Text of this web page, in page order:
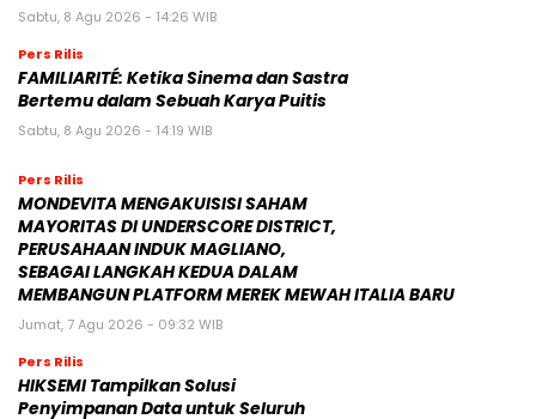
Sabtu, 8 Agu 2026 - 14:26 WIB
Pers Rilis
FAMILIARITÉ: Ketika Sinema dan Sastra
Bertemu dalam Sebuah Karya Puitis
Sabtu, 8 Agu 2026 - 14:19 WIB
Pers Rilis
MONDEVITA MENGAKUISISI SAHAM
MAYORITAS DI UNDERSCORE DISTRICT,
PERUSAHAAN INDUK MAGLIANO,
SEBAGAI LANGKAH KEDUA DALAM
MEMBANGUN PLATFORM MEREK MEWAH ITALIA BARU
Jumat, 7 Agu 2026 - 09:32 WIB
Pers Rilis
HIKSEMI Tampilkan Solusi
Penyimpanan Data untuk Seluruh